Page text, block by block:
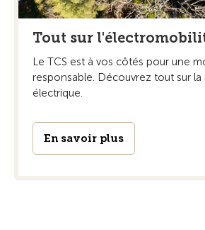
Tout sur
Le TCS est à vos côtés pour une
responsable. Découvrez tout sur la
électrique.
En savoir plus